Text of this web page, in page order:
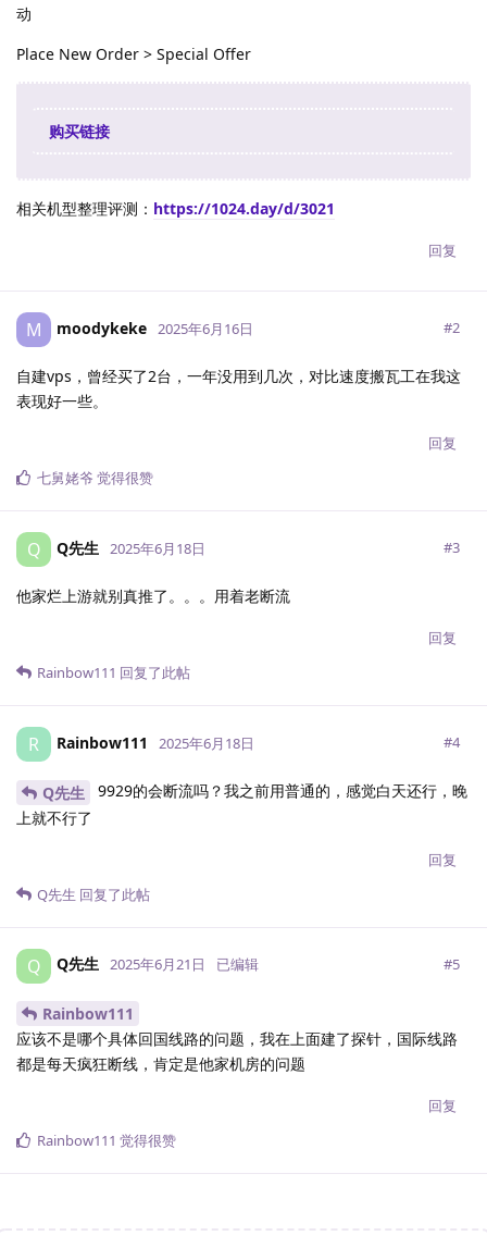
动
Place New Order > Special Offer
购买链接
相关机型整理评测： https://1024.day/d/3021
回复
M moodykeke 2025年6月16日 #2
自建vps，曾经买了2台，一年没用到几次，对比速度搬瓦工在我这
表现好一些。
回复
七舅姥爷 觉得很赞
Q Q先生 2025年6月18日 #3
他家烂上游就别真推了。。。用着老断流
回复
Rainbow111 回复了此帖
R Rainbow111 2025年6月18日 #4
Q先生
9929的会断流吗？我之前用普通的，感觉白天还行，晚
上就不行了
回复
Q先生 回复了此帖
Q Q先生 2025年6月21日 已编辑 #5
Rainbow111
应该不是哪个具体回国线路的问题，我在上面建了探针，国际线路
都是每天疯狂断线，肯定是他家机房的问题
回复
Rainbow111 觉得很赞